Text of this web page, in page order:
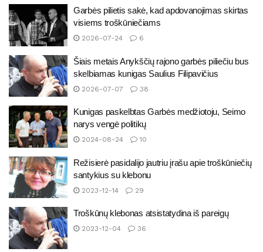
Garbės pilietis sakė, kad apdovanojimas skirtas
visiems troškūniečiams
2026-07-24 6
Šiais metais Anykščių rajono garbės piliečiu bus
skelbiamas kunigas Saulius Filipavičius
2026-07-07 38
Kunigas paskelbtas Garbės medžiotoju, Seimo
narys vengė politikų
2024-08-24 10
Režisierė pasidalijo jautriu įrašu apie troškūniečių
santykius su klebonu
2023-12-14 29
Troškūnų klebonas atsistatydina iš pareigų
2023-12-04 36